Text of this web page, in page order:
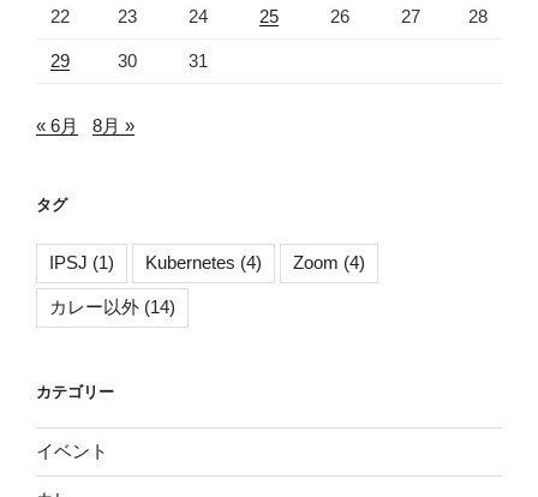
22 23 24 25 26 27 28
29 30 31
« 6月 8月 »
タグ
IPSJ (1) Kubernetes (4) Zoom (4)
カレー以外 (14)
カテゴリー
イベント